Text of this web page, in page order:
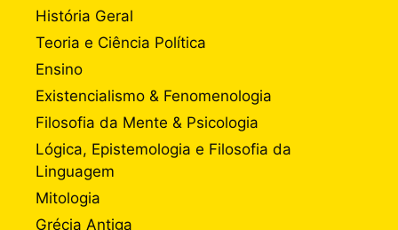
História Geral
Teoria e Ciência Política
Ensino
Existencialismo & Fenomenologia
Filosofia da Mente & Psicologia
Lógica, Epistemologia e Filosofia da
Linguagem
Mitologia
Grécia Antiga